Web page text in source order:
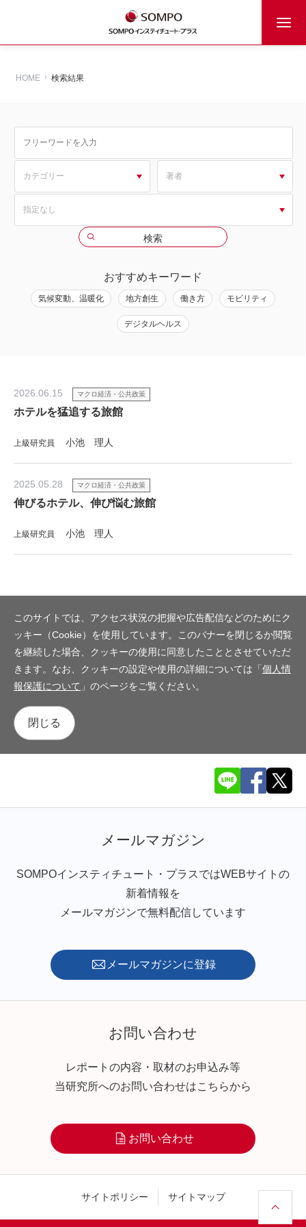
HOME 検索結果
おすすめキーワード
気候変動、温暖化 地方創生 働き方 モビリティ
デジタルヘルス
2026.06.15 マクロ経済・公共政策
ホテルを猛追する旅館
上級研究員 小池 理人
2025.05.28 マクロ経済・公共政策
伸びるホテル、伸び悩む旅館
上級研究員 小池 理人
このサイトでは、アクセス状況の把握や広告配信などのためにク
ッキー（Cookie）を使用しています。このバナーを閉じるか閲覧
を継続した場合、クッキーの使用に同意したこととさせていただ
きます。なお、クッキーの設定や使用の詳細については「個人情
報保護について 」のページをご覧ください。
閉じる
メールマガジン
SOMPOインスティチュート・プラスではWEBサイトの
新着情報を
メールマガジンで無料配信しています
メールマガジンに登録
お問い合わせ
レポートの内容・取材のお申込み等
当研究所へのお問い合わせはこちらから
お問い合わせ
サイトポリシー サイトマップ